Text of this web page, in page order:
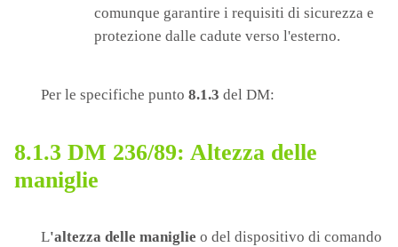
comunque garantire i requisiti di sicurezza e
protezione dalle cadute verso l'esterno.
Per le specifiche punto 8.1.3 del DM:
8.1.3 DM 236/89: Altezza delle
maniglie
L'altezza delle maniglie o del dispositivo di comando